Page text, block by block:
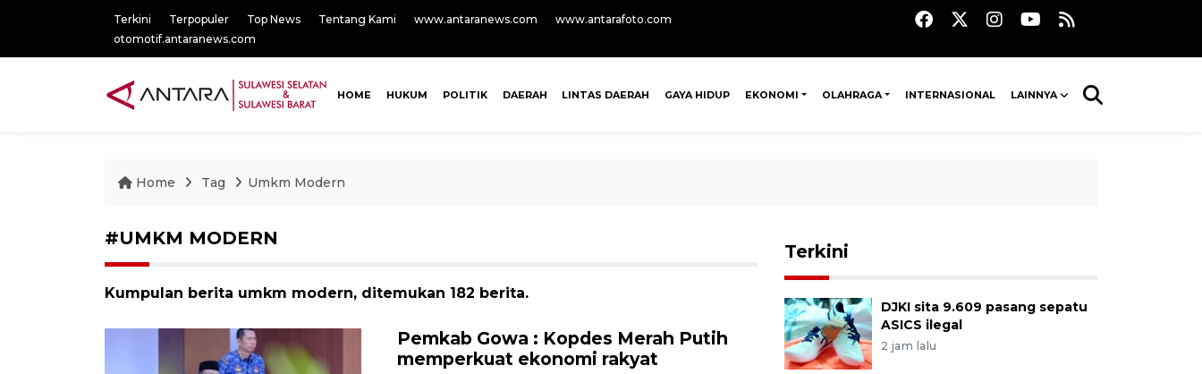
Terkini Terpopuler Top News Tentang Kami www.antaranews.com
www.antarafoto.com
otomotif.antaranews.com
HOME HUKUM POLITIK DAERAH LINTAS DAERAH GAYA HIDUP EKONOMI OLAHRAGA INTERNASIONAL LAINNYA
Home Tag Umkm Modern
#UMKM MODERN
Kumpulan berita umkm modern, ditemukan 182 berita.
Pemkab Gowa : Kopdes Merah Putih
memperkuat ekonomi rakyat
Terkini
DJKI sita 9.609 pasang sepatu
ASICS ilegal
2 jam lalu